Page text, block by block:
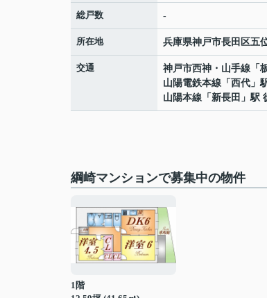
総戸数 -
所在地 兵庫県神戸市長田区五
交通 神戸市西神・山手線 「
山陽電鉄本線 「 西代 」
山陽本線 「 新長田 」駅
綱崎マンションで募集中の物件
1階